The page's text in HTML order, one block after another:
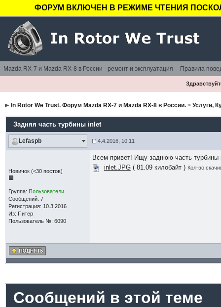
ФОРУМ ВКЛЮЧЕН В РЕЖИМЕ ЧТЕНИЯ
Mazda RX-7 и Mazda RX-8 в России - ремонт и эксплуатация Правила
In Rotor We Trust. Форум Mazda RX-7 и Mazda RX-8 в России.> Услуги,
Задняя часть турбины inlet
Lefaspb 4.4.2016, 10:11
Новичок (<30 постов)
Группа: Пользователи
Сообщений: 7
Регистрация: 10.3.2016
Из: Питер
Пользователь №: 6090
Всем привет! Ищу заднюю часть турбины
inlet.JPG( 81.09 килобайт ) Кол-во
Сообщений в этой теме